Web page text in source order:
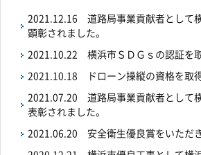
2021.12.16 道路局事業貢献者として
顕彰されました。
2021.10.22 横浜市ＳＤＧｓの認証を
2021.10.18 ドローン操縦の資格を取
2021.07.20 道路局事業貢献者として
表彰されました。
2021.06.20 安全衛生優良賞をいただ